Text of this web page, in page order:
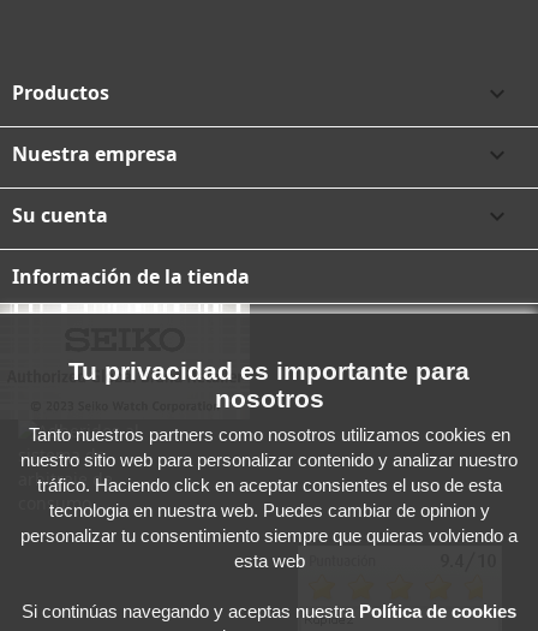
Productos 
Nuestra empresa 
Su cuenta 
Información de la tienda
Tu privacidad es importante para
nosotros
Tanto nuestros partners como nosotros utilizamos cookies en
nuestro sitio web para personalizar contenido y analizar nuestro
tráfico. Haciendo click en aceptar consientes el uso de esta
tecnologia en nuestra web. Puedes cambiar de opinion y
personalizar tu consentimiento siempre que quieras volviendo a
esta web
Si continúas navegando y aceptas nuestra Política de cookies